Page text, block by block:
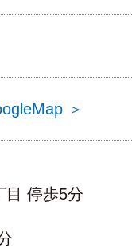
＞
目 停歩5分